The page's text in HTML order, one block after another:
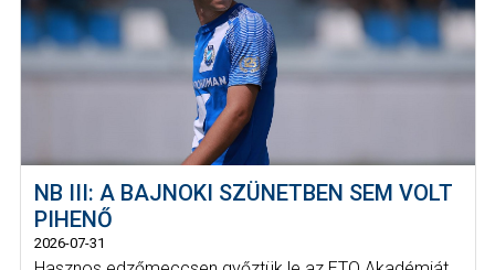
NB III: A BAJNOKI SZÜNETBEN SEM VOLT
PIHENŐ
2026-07-31